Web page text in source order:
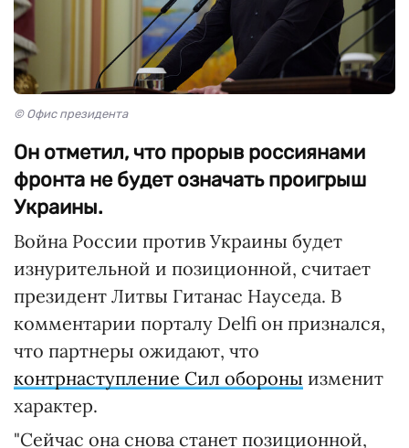
© Офис президента
Он отметил, что прорыв россиянами
фронта не будет означать проигрыш
Украины.
Война России против Украины будет
изнурительной и позиционной, считает
президент Литвы Гитанас Науседа. В
комментарии порталу Delfi он признался,
что партнеры ожидают, что
контрнаступление Сил обороны изменит
характер.
"Сейчас она снова станет позиционной,